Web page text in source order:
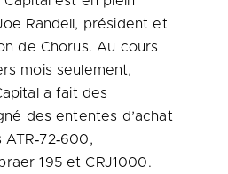
Randell, président et
de Chorus. Au cours
mois seulement,
a fait des
des ententes d’achat
195 et CRJ1000.